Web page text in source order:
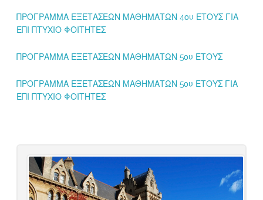
ΠΡΟΓΡΑΜΜΑ ΕΞΕΤΑΣΕΩΝ ΜΑΘΗΜΑΤΩΝ 4ου ΕΤΟΥΣ ΓΙΑ
ΕΠΙ ΠΤΥΧΙΟ ΦΟΙΤΗΤΕΣ
ΠΡΟΓΡΑΜΜΑ ΕΞΕΤΑΣΕΩΝ ΜΑΘΗΜΑΤΩΝ 5ου ΕΤΟΥΣ
ΠΡΟΓΡΑΜΜΑ ΕΞΕΤΑΣΕΩΝ ΜΑΘΗΜΑΤΩΝ 5ου ΕΤΟΥΣ ΓΙΑ
ΕΠΙ ΠΤΥΧΙΟ ΦΟΙΤΗΤΕΣ